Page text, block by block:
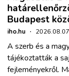
Budapest
iho.hu ·
A szerb és a
tájékoztatták a
fejleményekről.